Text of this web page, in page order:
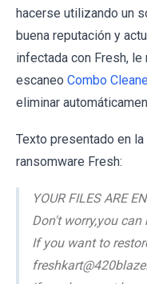
hacerse utilizando un
buena reputación y
infectada con Fresh,
escaneo Combo
eliminar
Texto presentado en
ransomware Fresh:
YOUR FILES ARE
Don't worry,you
If you want to